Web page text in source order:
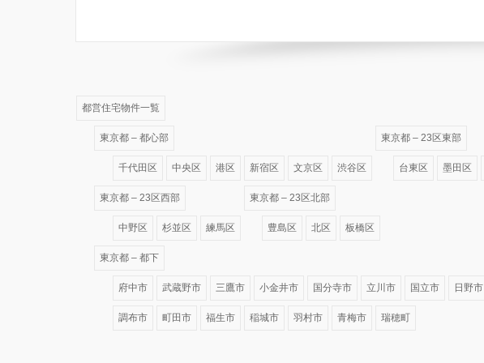
都営住宅物件一覧
東京都 – 都心部
千代田区 中央区 港区 新宿区 文京区 渋谷区
東京都 – 23区東部
台東区 墨田区
東京都 – 23区西部
中野区 杉並区 練馬区
東京都 – 23区北部
豊島区 北区 板橋区
東京都 – 都下
府中市 武蔵野市 三鷹市 小金井市 国分寺市 立川市 国立市 日野市
調布市 町田市 福生市 稲城市 羽村市 青梅市 瑞穂町